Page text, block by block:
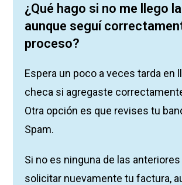
¿Qué hago si no me llego
aunque seguí
proceso?
Espera un poco a veces tarda en
checa si agregaste
Otra opción es que revises tu
Spam.
Si no es ninguna de las
solicitar nuevamente tu factura,